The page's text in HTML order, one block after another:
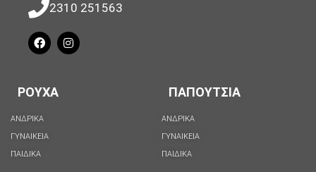
2310 251563
ΡΟΥΧΑ
ΑΝΔΡΙΚΑ
ΓΥΝΑΙΚΕΙΑ
ΠΑΙΔΙΚΑ
ΠΑΠΟΥΤΣΙΑ
ΑΝΔΡΙΚΑ
ΓΥΝΑΙΚΕΙΑ
ΠΑΙΔΙΚΑ